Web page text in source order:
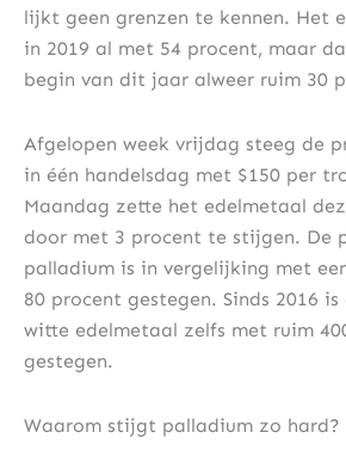
lijkt geen grenzen te kennen. Het
in 2019 al met 54 procent, maar
begin van dit jaar alweer ruim 30
Afgelopen week vrijdag steeg de
in één handelsdag met $150 per
Maandag zette het edelmetaal
door met 3 procent te stijgen. De
palladium is in vergelijking met
80 procent gestegen. Sinds 2016
witte edelmetaal zelfs met ruim
gestegen.
Waarom stijgt palladium zo hard?